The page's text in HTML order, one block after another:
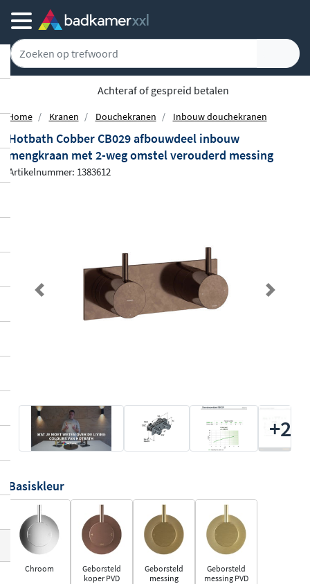
Achteraf of gespreid betalen
Home Kranen Douchekranen Inbouw douchekranen
Hotbath Cobber CB029 afbouwdeel inbouw
mengkraan met 2-weg omstel verouderd messing
Artikelnummer: 1383612
Previous Next
+2
Basiskleur
Chroom
Geborsteld
koper PVD
Geborsteld
messing
Geborsteld
messing PVD